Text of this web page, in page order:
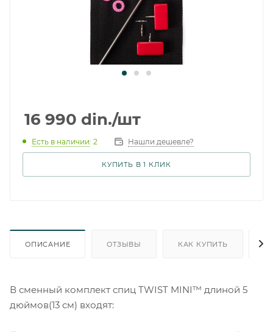
16 990 din./шт
Есть в наличии: 2 Нашли дешевле?
КУПИТЬ В 1 КЛИК
ОПИСАНИЕ ОТЗЫВЫ КАК КУПИТЬ
В сменный комплект спиц TWIST MINI™ длиной 5
дюймов(13 см) входят: